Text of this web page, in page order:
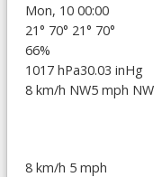
Mon, 10 00:00
21° 70° 21° 70°
66%
1017 hPa30.03 inHg
8 km/h NW5 mph NW
8 km/h 5 mph